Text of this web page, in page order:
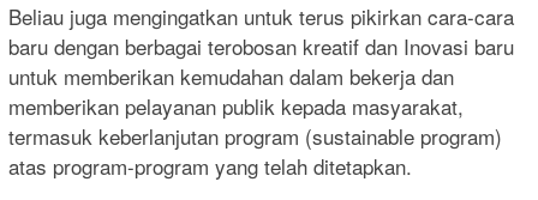
Beliau juga mengingatkan untuk terus pikirkan cara-cara
baru dengan berbagai terobosan kreatif dan Inovasi baru
untuk memberikan kemudahan dalam bekerja dan
memberikan pelayanan publik kepada masyarakat,
termasuk keberlanjutan program (sustainable program)
atas program-program yang telah ditetapkan.